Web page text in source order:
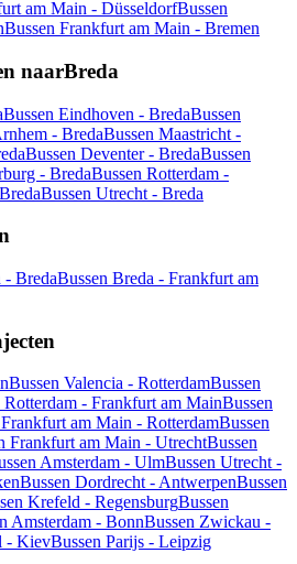
am Main - DüsseldorfBussen
Bussen Frankfurt am Main - Bremen
naarBreda
Bussen Eindhoven - BredaBussen
- BredaBussen Maastricht -
Bussen Deventer - BredaBussen
- BredaBussen Rotterdam -
Bussen Utrecht - Breda
- BredaBussen Breda - Frankfurt am
Bussen Valencia - RotterdamBussen
Rotterdam - Frankfurt am MainBussen
am Main - RotterdamBussen
Frankfurt am Main - UtrechtBussen
Amsterdam - UlmBussen Utrecht -
Bussen Dordrecht - AntwerpenBussen
Krefeld - RegensburgBussen
Amsterdam - BonnBussen Zwickau -
- KievBussen Parijs - Leipzig